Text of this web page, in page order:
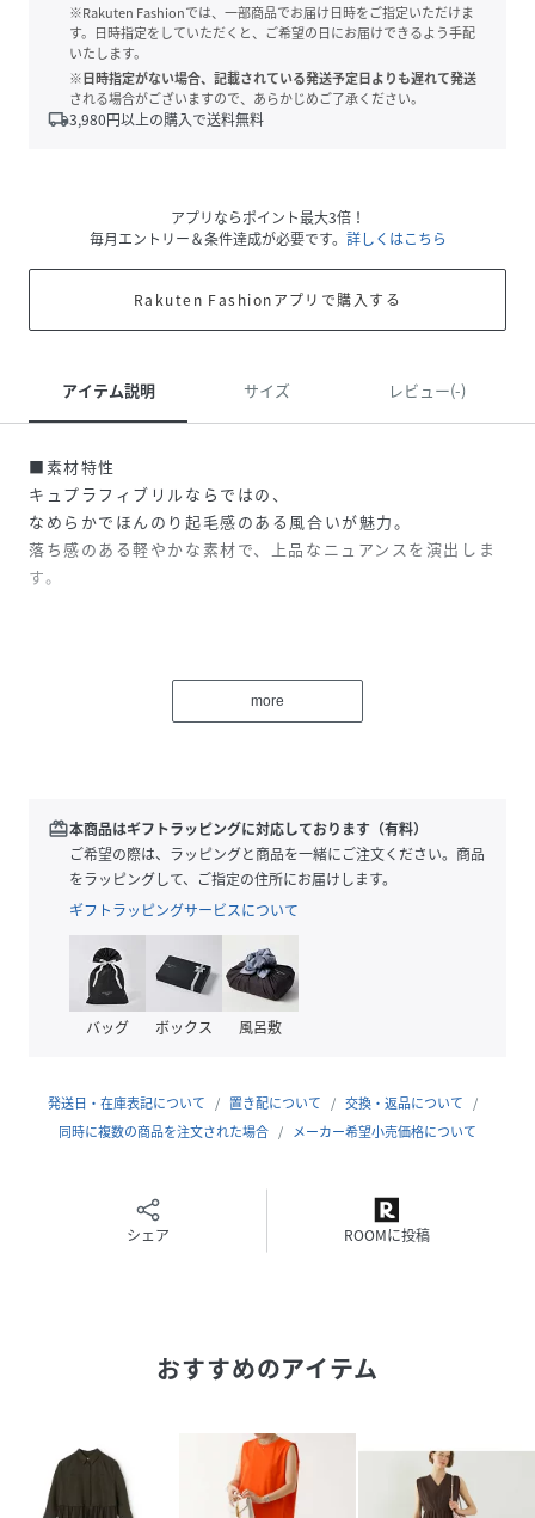
※Rakuten Fashionでは、一部商品でお届け日時をご指定いただけま
す。日時指定をしていただくと、ご希望の日にお届けできるよう手配
いたします。
※日時指定がない場合、記載されている発送予定日よりも遅れて発送
される場合がございますので、あらかじめご了承ください。
local_shipping3,980円以上の購入で送料無料
アプリならポイント最大3倍！
毎月エントリー＆条件達成が必要です。 詳しくはこちら
Rakuten Fashionアプリで購入する
アイテム説明 サイズ レビュー(-)
■素材特性
キュプラフィブリルならではの、
なめらかでほんのり起毛感のある風合いが魅力。
落ち感のある軽やかな素材で、上品なニュアンスを演出しま
す。
たっぷりとしたシルエットに、
ウエストに施したタックでさりげない立体感をプラス。
シルエットのアレンジも楽しめます。
■おすすめスタイリング
一枚でさらりと着るのはもちろん、
パンツを合わせたレイヤードスタイルもおすすめ。
シーンや気分に合わせて幅広く着こなせる一着です。
【注意事項】
実際の色味と異なって見える場合がございます。あらかじめ
ご了承ください。
※入荷状況により、お届け予定が前後する場合があります。
います。予めご了承下さい。
※商品を使用前に、タグ等に記載されている「取り扱い上の
注意書き」
more
redeem本商品はギフトラッピングに対応しております（有料）
ご希望の際は、ラッピングと商品を一緒にご注文ください。商品
をラッピングして、ご指定の住所にお届けします。
ギフトラッピングサービスについて
バッグ ボックス 風呂敷
発送日・在庫表記について 置き配について
交換・返品について
同時に複数の商品を注文された場合
メーカー希望小売価格について
シェア ROOMに投稿
おすすめのアイテム